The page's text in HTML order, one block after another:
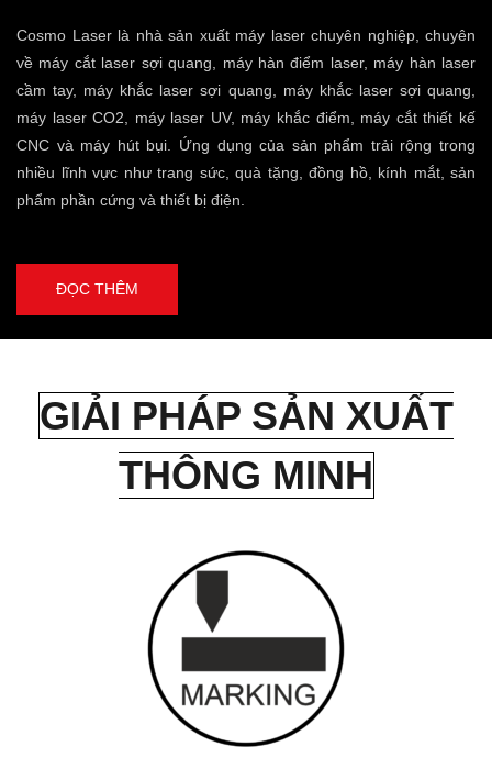
Cosmo Laser là nhà sản xuất máy laser chuyên nghiệp, chuyên
về máy cắt laser sợi quang, máy hàn điểm laser, máy hàn laser
cầm tay, máy khắc laser sợi quang, máy khắc laser sợi quang,
máy laser CO2, máy laser UV, máy khắc điểm, máy cắt thiết kế
CNC và máy hút bụi. Ứng dụng của sản phẩm trải rộng trong
nhiều lĩnh vực như trang sức, quà tặng, đồng hồ, kính mắt, sản
phẩm phần cứng và thiết bị điện.
ĐỌC THÊM
GIẢI PHÁP SẢN XUẤT
THÔNG MINH